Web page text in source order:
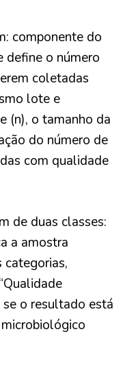
componente do
define o número
coletadas
lote e
(n), o tamanho da
do número de
com qualidade
de duas classes:
a amostra
categorias,
se o resultado está